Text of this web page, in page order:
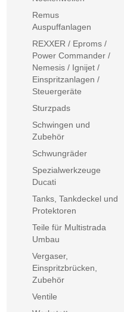
Remus
Auspuffanlagen
REXXER / Eproms /
Power Commander /
Nemesis / Ignijet /
Einspritzanlagen /
Steuergeräte
Sturzpads
Schwingen und
Zubehör
Schwungräder
Spezialwerkzeuge
Ducati
Tanks, Tankdeckel und
Protektoren
Teile für Multistrada
Umbau
Vergaser,
Einspritzbrücken,
Zubehör
Ventile